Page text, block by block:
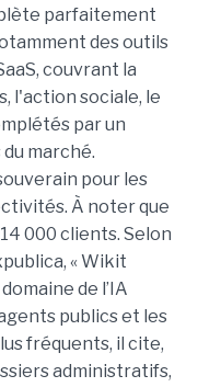
parfaitement
des outils
couvrant la
l'action sociale, le
par un
marché.
pour les
À noter que
000 clients. Selon
« Wikit
de l’IA
publics et les
fréquents, il cite,
administratifs,